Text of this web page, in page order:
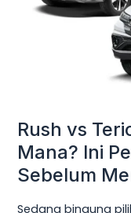
Rush vs
Mana? Ini
Sebelum
Sedang bingung
Pilih
Membeli
SUV
Keluarga